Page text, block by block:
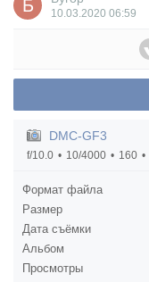
10.03.2020 06:59
DMC-GF3
f/10.0 10/4000 160
Формат файла
Размер
Дата съёмки
Альбом
Просмотры